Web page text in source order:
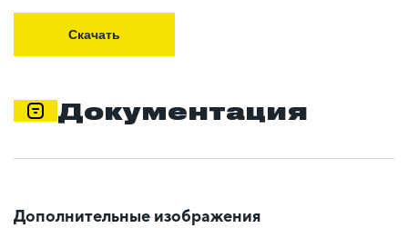
Скачать
Документация
Дополнительные изображения